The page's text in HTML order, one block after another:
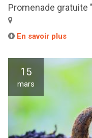
Promenade gratuite
En savoir plus
15
mars